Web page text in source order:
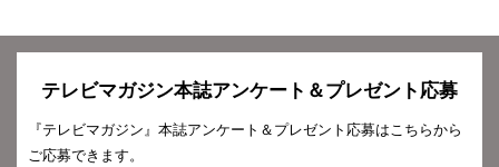
テレビマガジン本誌アンケート＆プレゼント応募
『テレビマガジン』本誌アンケート＆プレゼント応募はこちらから
ご応募できます。